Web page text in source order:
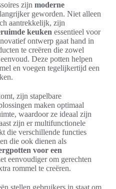
zijn moderne
geworden. Niet alleen
aantrekkelijk, zijn
keuken essentieel voor
ontwerp gaat hand in
te creëren die zowel
Deze potten helpen
en voegen tegelijkertijd een
zijn stapelbare
maken optimaal
waardoor ze ideaal zijn
zijn er multifunctionele
die verschillende functies
die ook dienen als
voor een
eenvoudiger om gerechten
rommel te creëren.
stellen gebruikers in staat om